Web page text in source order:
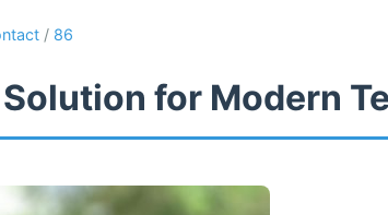
/ 86
for Modern